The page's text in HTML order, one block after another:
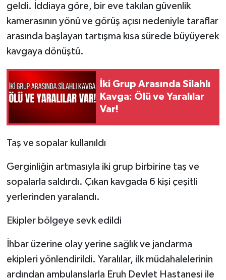
geldi. İddiaya göre, bir eve takılan güvenlik
kamerasının yönü ve görüş açısı nedeniyle taraflar
arasında başlayan tartışma kısa sürede büyüyerek
kavgaya dönüştü.
İki Grup Arasında Silahlı
Kavga: Ölü ve Yaralılar
Var!
Taş ve sopalar kullanıldı
Gerginliğin artmasıyla iki grup birbirine taş ve
sopalarla saldırdı. Çıkan kavgada 6 kişi çeşitli
yerlerinden yaralandı.
Ekipler bölgeye sevk edildi
İhbar üzerine olay yerine sağlık ve jandarma
ekipleri yönlendirildi. Yaralılar, ilk müdahalelerinin
ardından ambulanslarla Eruh Devlet Hastanesi ile